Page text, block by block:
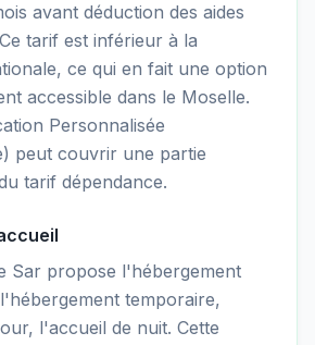
avant déduction des aides
tarif est inférieur à la
ce qui en fait une option
accessible dans le Moselle.
Personnalisée
peut couvrir une partie
tarif dépendance.
Sar propose l'hébergement
temporaire,
l'accueil de nuit. Cette